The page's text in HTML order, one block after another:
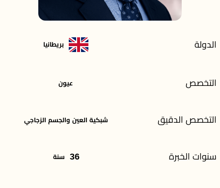
الدولة بريطانيا
التخصص عيون
التخصص الدقيق شبكية العين والجسم الزجاجي
سنوات الخبرة 36 سنة